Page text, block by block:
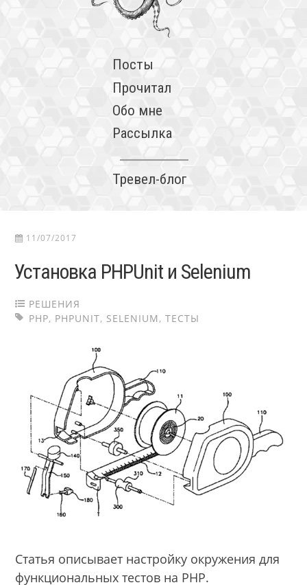
Посты
Прочитал
Обо мне
Рассылка
Тревел-блог
11/07/2017
Установка PHPUnit и Selenium
РЕШЕНИЯ
PHP, PHPUNIT, SELENIUM,ТЕСТЫ
Статья описывает настройку окружения для
функциональных тестов на PHP.